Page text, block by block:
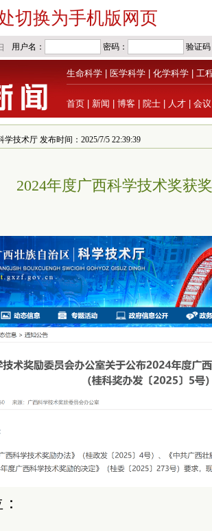
切换为手机版网页
生命科学 医学科学 化学科学 工
首页 新闻 博客 院士 人才 会议
技术厅 发布时间：2025/7/5 22:39:39
2024年度广西科学技术奖获